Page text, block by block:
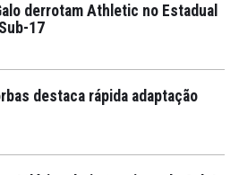
derrotam Athletic no Estadual
17
destaca rápida adaptação